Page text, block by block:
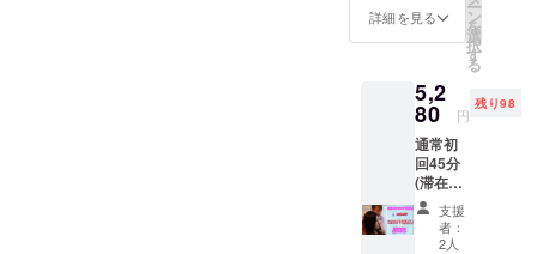
※当イヤーエ
ぶのマッ
サージ・ツ
ボ押しより
耳掃除をメ
インに施術
を行いま
お任せ
3月末ま
での動
のご支
援につ
き掲載
はお一
つ限り
となり
ます
が、こ
ンは当
YouTub
eチャン
ネルに
ご出演
頂き、
実際に
施術撮
影をさ
詳細を見る ー
ン
を
選
択
す
る
5,2
80 円
残り98
通常初
回45分
(滞在時
間50分)
の6600
円(税込)
支援
者：
2人